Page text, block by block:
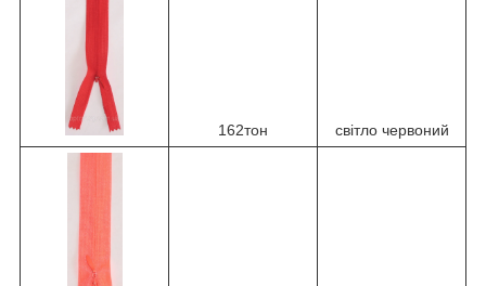
162тон світло червоний